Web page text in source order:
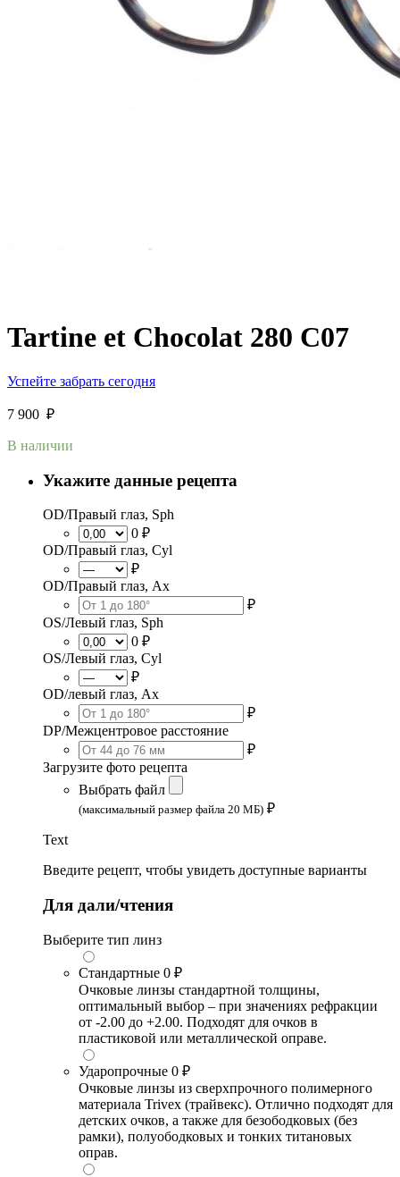
Tartine et Chocolat 280 С07
Успейте забрать сегодня
7 900 ₽
В наличии
Укажите данные рецепта
OD/Правый глаз, Sph
0 ₽
OD/Правый глаз, Cyl
₽
OD/Правый глаз, Ax
₽
OS/Левый глаз, Sph
0 ₽
OS/Левый глаз, Cyl
₽
OD/левый глаз, Ax
₽
DP/Межцентровое расстояние
₽
Загрузите фото рецепта
Выбрать файл
(максимальный размер файла 20 МБ) ₽
Text
Введите рецепт, чтобы увидеть доступные варианты
Для дали/чтения
Выберите тип линз
Стандартные 0 ₽
Очковые линзы стандартной толщины,
оптимальный выбор – при значениях рефракции
от -2.00 до +2.00. Подходят для очков в
пластиковой или металлической оправе.
Ударопрочные 0 ₽
Очковые линзы из сверхпрочного полимерного
материала Trivex (трайвекс). Отлично подходят для
детских очков, а также для безободковых (без
рамки), полуободковых и тонких титановых
оправ.